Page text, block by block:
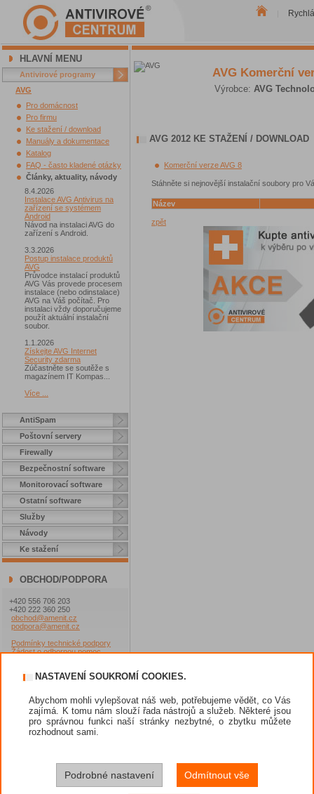
HLAVNÍ MENU
Antivirové programy
AVG
Pro domácnost
Pro firmu
Ke stažení / download
Manuály a dokumentace
Katalog
FAQ - často kladené otázky
Články, aktuality, návody
8.4.2026
Instalace AVG Antivirus na
zařízení se systémem
Android
Návod na instalaci AVG do
zařízení s Android.
3.3.2026
Postup instalace produktů
AVG
Průvodce instalací produktů
AVG Vás provede procesem
instalace (nebo odinstalace)
AVG na Váš počítač. Pro
instalaci vždy doporučujeme
použít aktuální instalační
soubor.
1.1.2026
Získejte AVG Internet
Security zdarma
Zúčastněte se soutěže s
magazínem IT Kompas...
Více ...
AntiSpam
Poštovní servery
Firewally
Bezpečnostní software
Monitorovací software
Ostatní software
Služby
Návody
Ke stažení
OBCHOD/PODPORA
+420 556 706 203
+420 222 360 250
obchod@amenit.cz
podpora@amenit.cz
Podmínky technické podpory
Žádost o odbornou pomoc
Akční nabídky
Dárek při nákupu
Způsoby platby
Obchodní podmínky
AVG Komerční
Výrobce: AVG
AVG 2012 KE STAŽENÍ / DOWNLOAD
Komerční verze AVG 8
Stáhněte si nejnovější instalační soubory pro
Název
zpět
NASTAVENÍ SOUKROMÍ COOKIES.
Abychom mohli vylepšovat náš web, potřebujeme vědět, co Vás
zajímá. K tomu nám slouží řada nástrojů a služeb. Některé jsou
pro správnou funkci naší stránky nezbytné, o zbytku můžete
rozhodnout sami.
Podrobné nastavení Odmítnout vše